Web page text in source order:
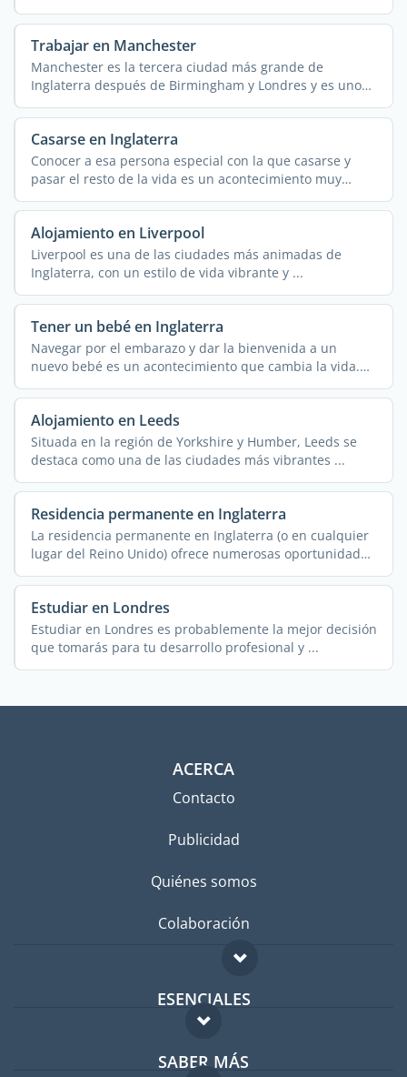
...
Trabajar en Manchester
Manchester es la tercera ciudad más grande de
Inglaterra después de Birmingham y Londres y es uno
de ...
Casarse en Inglaterra
Conocer a esa persona especial con la que casarse y
pasar el resto de la vida es un acontecimiento muy
importante. ...
Alojamiento en Liverpool
Liverpool es una de las ciudades más animadas de
Inglaterra, con un estilo de vida vibrante y ...
Tener un bebé en Inglaterra
Navegar por el embarazo y dar la bienvenida a un
nuevo bebé es un acontecimiento que cambia la vida.
Los ...
Alojamiento en Leeds
Situada en la región de Yorkshire y Humber, Leeds se
destaca como una de las ciudades más vibrantes ...
Residencia permanente en Inglaterra
La residencia permanente en Inglaterra (o en cualquier
lugar del Reino Unido) ofrece numerosas oportunidades
a los ...
Estudiar en Londres
Estudiar en Londres es probablemente la mejor decisión
que tomarás para tu desarrollo profesional y ...
ACERCA
Contacto
Publicidad
Quiénes somos
Colaboración
ESENCIALES
Foro para expatriados
Guía para expatriados
SABER MÁS